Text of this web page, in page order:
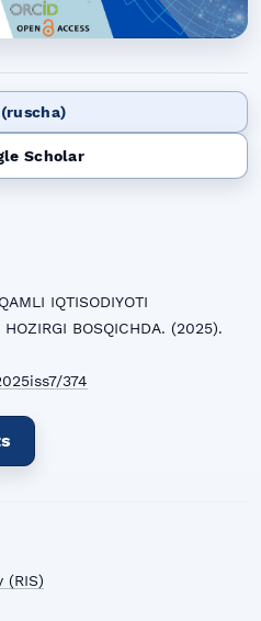
(ruscha)
Scholar
IQTISODIYOTI
HOZIRGI BOSQICHDA. (2025).
374
(RIS)